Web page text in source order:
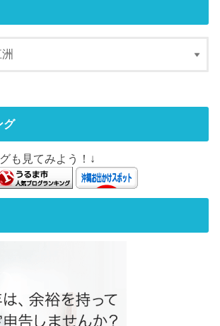
グ
も見てみよう！↓